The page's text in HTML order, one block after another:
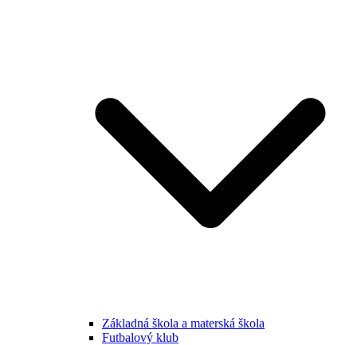
Základná škola a materská škola
Futbalový klub